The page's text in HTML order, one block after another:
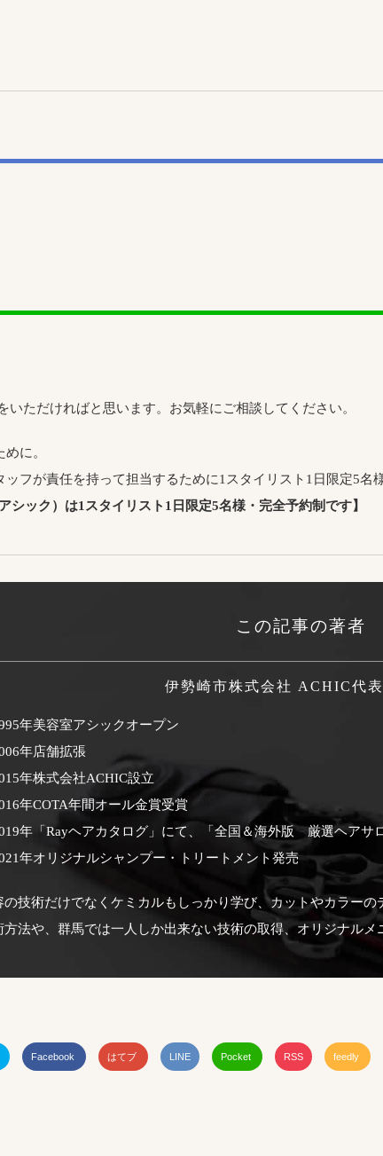
ただければと思います。お気軽にご相談してください。
に。
フが責任を持って担当するために1スタイリスト1日限定5名
シック）は1スタイリスト1日限定5名様・完全予約制です】
この記事の著者
伊勢崎市株式会社 ACHIC代表
年美容室アシックオープン
年店舗拡張
年株式会社ACHIC設立
年COTA年間オール金賞受賞
年「Rayヘアカタログ」にて、「全国＆海外版 厳選ヘアサ
年オリジナルシャンプー・トリートメント発売
の技術だけでなくケミカルもしっかり学び、カットやカラー
方法や、群馬では一人しか出来ない技術の取得、オリジナルメ
Facebook はてブ LINE Pocket RSS feedly